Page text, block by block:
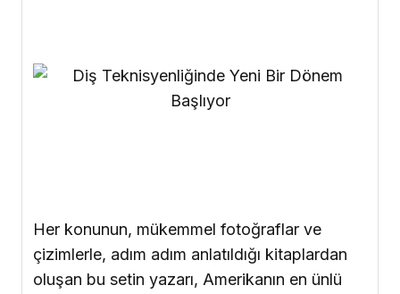
Her konunun, mükemmel fotoğraflar ve
çizimlerle, adım adım anlatıldığı kitaplardan
oluşan bu setin yazarı, Amerikanın en ünlü